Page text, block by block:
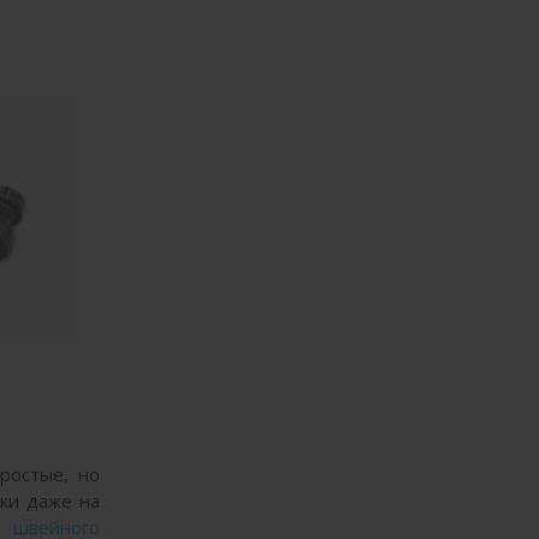
но
даже на
швейного